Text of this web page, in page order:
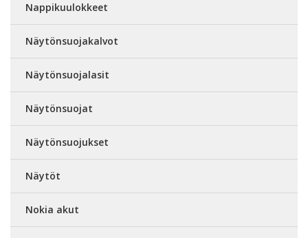
Nappikuulokkeet
Näytönsuojakalvot
Näytönsuojalasit
Näytönsuojat
Näytönsuojukset
Näytöt
Nokia akut